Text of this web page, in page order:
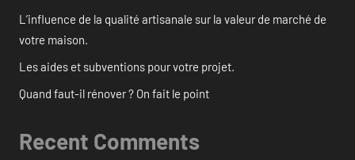
L’influence de la qualité artisanale sur la valeur de marché de
votre maison.
Les aides et subventions pour votre projet.
Quand faut-il rénover ? On fait le point
Recent Comments